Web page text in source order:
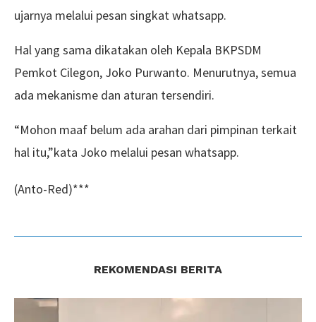
ujarnya melalui pesan singkat whatsapp.
Hal yang sama dikatakan oleh Kepala BKPSDM
Pemkot Cilegon, Joko Purwanto. Menurutnya, semua
ada mekanisme dan aturan tersendiri.
“Mohon maaf belum ada arahan dari pimpinan terkait
hal itu,”kata Joko melalui pesan whatsapp.
(Anto-Red)***
REKOMENDASI BERITA